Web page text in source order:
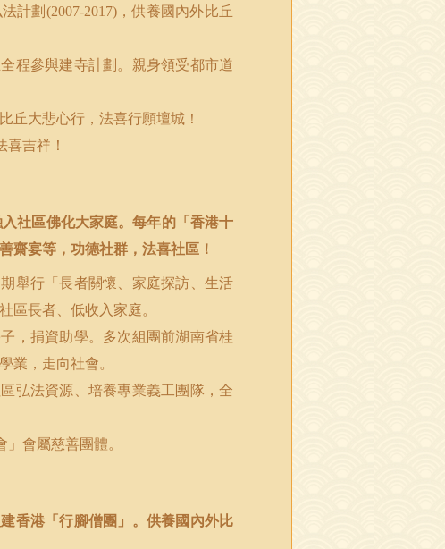
計劃(2007-2017)，供養國內外比丘
程參與建寺計劃。親身領受都市道
丘大悲心行，法喜行願壇城！
吉祥！
社區佛化大家庭。每年的「香港十
齋宴等，功德社群，法喜社區！
舉行「長者關懷、家庭探訪、生活
長者、低收入家庭。
，捐資助學。多次組團前湖南省桂
，走向社會。
弘法資源、培養專業義工團隊，全
會屬慈善團體。
香港「行腳僧團」。供養國內外比